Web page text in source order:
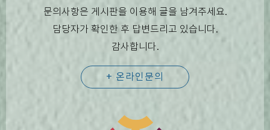
문의사항은 게시판을 이용해 글을 남겨주세요.
담당자가 확인한 후 답변드리고 있습니다.
감사합니다.
+ 온라인문의